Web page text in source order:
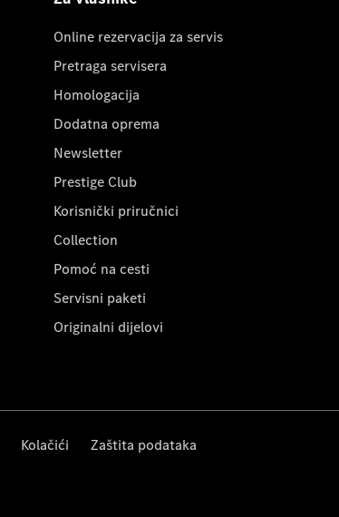
Online rezervacija za servis
Pretraga servisera
Homologacija
Dodatna oprema
Newsletter
Prestige Club
Korisnički priručnici
Collection
Pomoć na cesti
Servisni paketi
Originalni dijelovi
Kolačići Zaštita podataka